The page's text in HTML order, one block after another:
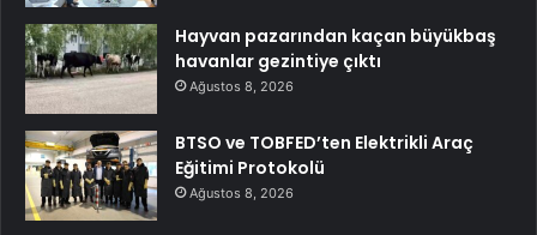
Hayvan pazarından kaçan büyükbaş
havanlar gezintiye çıktı
Ağustos 8, 2026
BTSO ve TOBFED’ten Elektrikli Araç
Eğitimi Protokolü
Ağustos 8, 2026